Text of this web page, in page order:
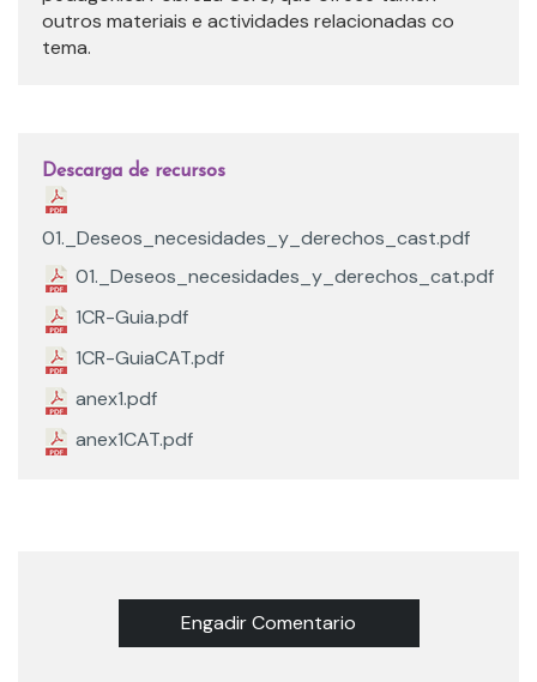
outros materiais e actividades relacionadas co
tema.
Descarga de recursos
01._Deseos_necesidades_y_derechos_cast.pdf
01._Deseos_necesidades_y_derechos_cat.pdf
1CR-Guia.pdf
1CR-GuiaCAT.pdf
anex1.pdf
anex1CAT.pdf
Engadir Comentario